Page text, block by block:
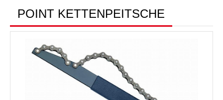
POINT KETTENPEITSCHE